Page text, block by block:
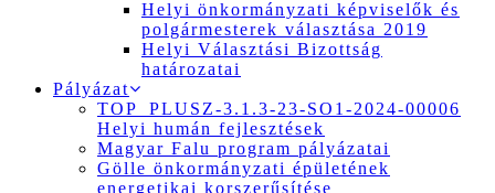
Helyi önkormányzati képviselők és
polgármesterek választása 2019
Helyi Választási Bizottság
határozatai
Pályázat
TOP_PLUSZ-3.1.3-23-SO1-2024-00006
Helyi humán fejlesztések
Magyar Falu program pályázatai
Gölle önkormányzati épületének
energetikai korszerűsítése